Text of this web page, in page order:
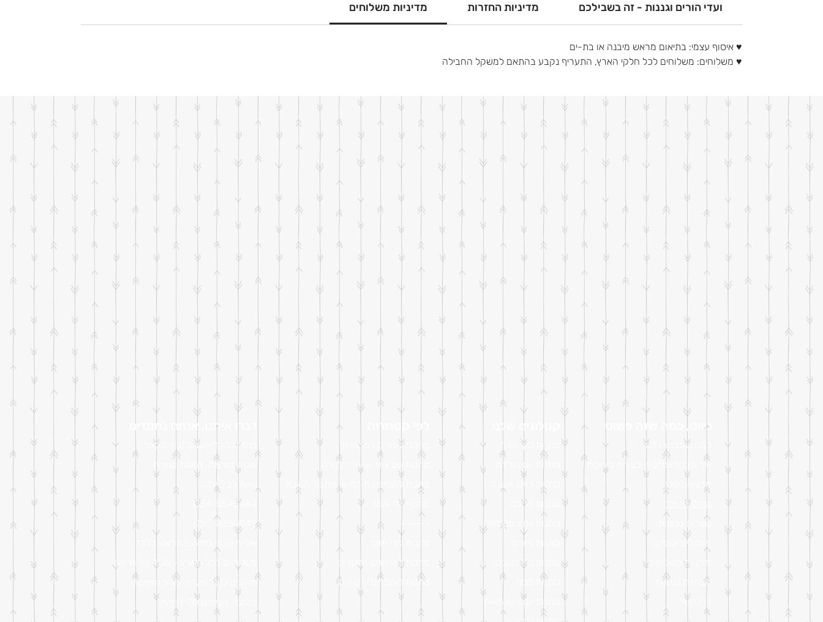
מדיניות משלוחים מדיניות החזרות ועדי הורים וגננות - זה בשבילכם
♥ איסוף עצמי: בתיאום מראש מיבנה או בת-ים
♥ משלוחים: משלוחים לכל חלקי הארץ, התעריף נקבע בהתאם למשקל החבילה
דברו איתנו, אנחנו נחמדים
מתנות לילדי הגנים ובתי הספר
עוסק מורשה, מאמיז מתנות
נאות רבין, יבנה
054-5545484
050-8350042
איסוף עצמי בתיאום מראש בלבד
משלוחים לכל הארץ - 45₪
מחירים כולל מע"מ, כולל הדפסה
הזמנה מינימום 20 יחידות
לפי קטגוריה
מתנות לעולים לכיתה א'
מתנות עם ציור או קריקטורה
מתנות למסיבת תורה או מקבלי השבת
מתנות עד 15₪
מתנות לפי מוצר
מתנות לפי חגים ומועדים
מתנות לעובדים ולקוחות
קטלוגים שלנו
מתנות סוף שנה
מתנות יום הולדת
מתנות ראש השנה
מתנות חנוכה
מתנות יום המשפחה
מתנות פורים
מתנות ט"ו בשבט
מתנות פסח
מתנות יום העצמאות
ניווט, כמה שזה פשוט
למה שתבחרו בנו?
איך תבחרו מתנות בצורה מיטבית
מבצעים שלנו
טופס הזמנה
שאלות נפוצות
מאמרים וטיפים
מדיניות משלוחים
הצהרת נגישות
צרו קשר